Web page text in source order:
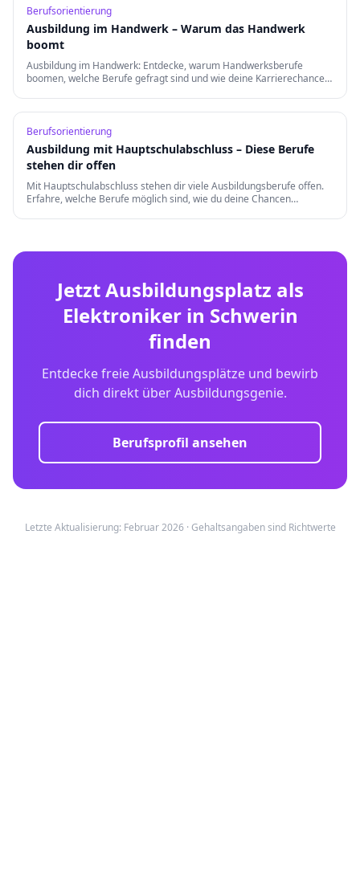
Berufsorientierung
Ausbildung im Handwerk – Warum das Handwerk
boomt
Ausbildung im Handwerk: Entdecke, warum Handwerksberufe
boomen, welche Berufe gefragt sind und wie deine Karrierechancen
Berufsorientierung
Ausbildung mit Hauptschulabschluss – Diese Berufe
stehen dir offen
Mit Hauptschulabschluss stehen dir viele Ausbildungsberufe offen.
Erfahre, welche Berufe möglich sind, wie du deine Chancen
Jetzt Ausbildungsplatz als
Elektronikerin Schwerin
finden
Entdecke freie Ausbildungsplätze und bewirb
dich direkt über Ausbildungsgenie.
Berufsprofil ansehen
Letzte Aktualisierung: Februar 2026 · Gehaltsangaben sind Richtwerte